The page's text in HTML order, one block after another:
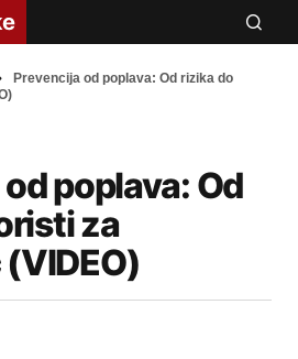
Prevencija od poplava: Od rizika do
poplava: Od
za